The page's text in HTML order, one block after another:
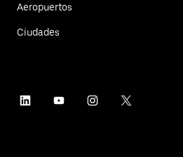
Aeropuertos
Ciudades